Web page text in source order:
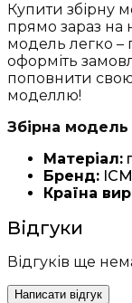
Купити збірну
прямо зараз на
модель легко –
оформіть
поповнити
моделлю!
Збірна модель
Матеріал:
Бренд: ICM
Країна
Відгуки
Відгуків ще
Написати відгук